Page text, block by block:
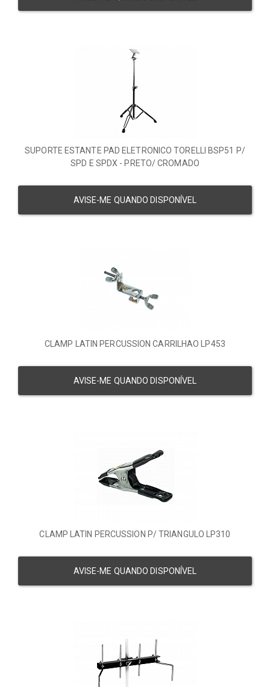
SUPORTE ESTANTE PAD ELETRONICO TORELLI BSP51 P/
SPD E SPDX - PRETO/ CROMADO
AVISE-ME QUANDO DISPONÍVEL
CLAMP LATIN PERCUSSION CARRILHAO LP453
AVISE-ME QUANDO DISPONÍVEL
CLAMP LATIN PERCUSSION P/ TRIANGULO LP310
AVISE-ME QUANDO DISPONÍVEL